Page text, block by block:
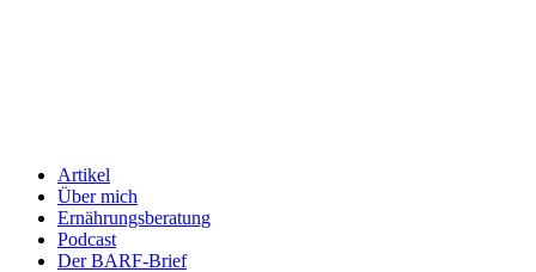
Artikel
Über mich
Ernährungsberatung
Podcast
Der BARF-Brief